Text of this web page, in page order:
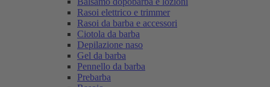
Rasoi elettrico e trimmer
Rasoi da barba e accessori
Ciotola da barba
Depilazione naso
Gel da barba
Pennello da barba
Prebarba